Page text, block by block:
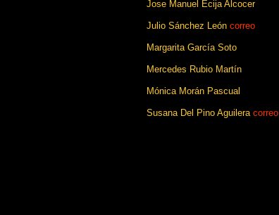
Jose Manuel Ecija Alcocer
Julio Sánchez León correo
Margarita García Soto
Mercedes Rubio Martín
Mónica Morán Pascual
Susana Del Pino Aguilera correo